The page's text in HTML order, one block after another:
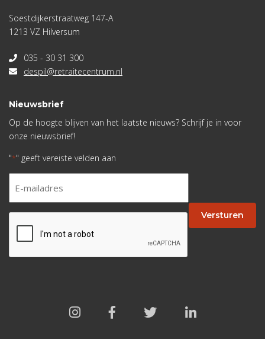
Soestdijkerstraatweg 147-A
1213 VZ Hilversum
035 - 30 31 300
despil@retraitecentrum.nl
Nieuwsbrief
Op de hoogte blijven van het laatste nieuws? Schrijf je in voor
onze nieuwsbrief!
"*" geeft vereiste velden aan
* Versturen